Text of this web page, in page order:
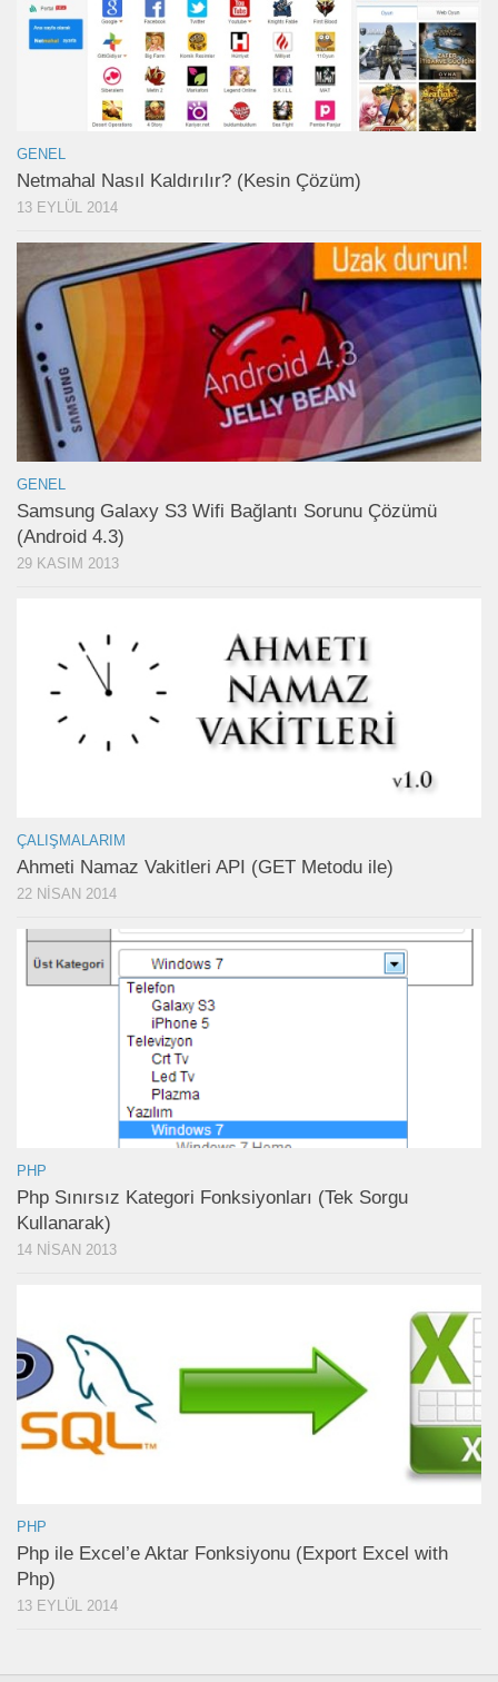
GENEL
Netmahal Nasıl Kaldırılır? (Kesin Çözüm)
13 EYLÜL 2014
GENEL
Samsung Galaxy S3 Wifi Bağlantı Sorunu Çözümü
(Android 4.3)
29 KASIM 2013
ÇALIŞMALARIM
Ahmeti Namaz Vakitleri API (GET Metodu ile)
22 NISAN 2014
PHP
Php Sınırsız Kategori Fonksiyonları (Tek Sorgu
Kullanarak)
14 NISAN 2013
PHP
Php ile Excel’e Aktar Fonksiyonu (Export Excel with
Php)
13 EYLÜL 2014